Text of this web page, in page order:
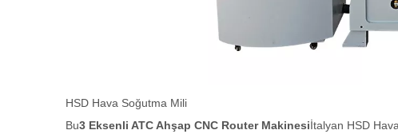
HSD Hava Soğutma Mili
Bu3 Eksenli ATC Ahşap CNC Router Makinesiİtalyan HSD